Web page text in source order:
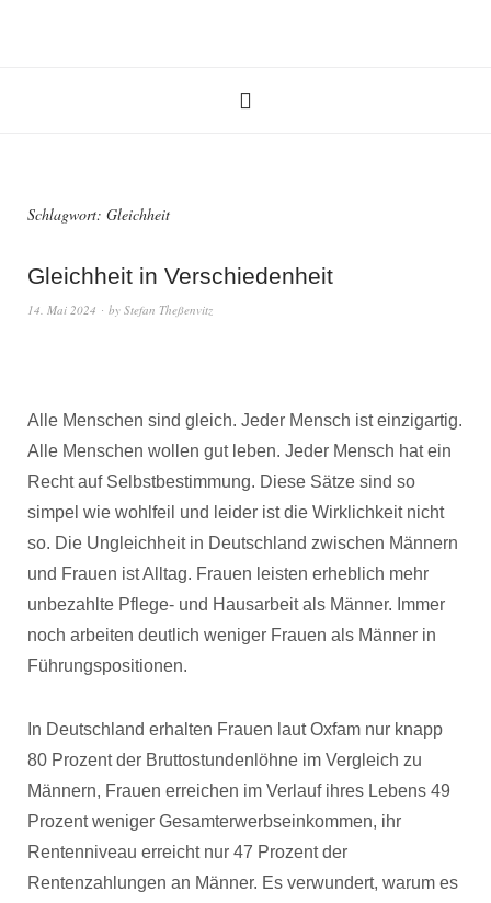
Schlagwort: Gleichheit
Gleichheit in Verschiedenheit
14. Mai 2024 by Stefan Theßenvitz
Alle Menschen sind gleich. Jeder Mensch ist einzigartig.
Alle Menschen wollen gut leben. Jeder Mensch hat ein
Recht auf Selbstbestimmung. Diese Sätze sind so
simpel wie wohlfeil und leider ist die Wirklichkeit nicht
so. Die Ungleichheit in Deutschland zwischen Männern
und Frauen ist Alltag. Frauen leisten erheblich mehr
unbezahlte Pflege- und Hausarbeit als Männer. Immer
noch arbeiten deutlich weniger Frauen als Männer in
Führungspositionen.
In Deutschland erhalten Frauen laut Oxfam nur knapp
80 Prozent der Bruttostundenlöhne im Vergleich zu
Männern, Frauen erreichen im Verlauf ihres Lebens 49
Prozent weniger Gesamterwerbseinkommen, ihr
Rentenniveau erreicht nur 47 Prozent der
Rentenzahlungen an Männer. Es verwundert, warum es